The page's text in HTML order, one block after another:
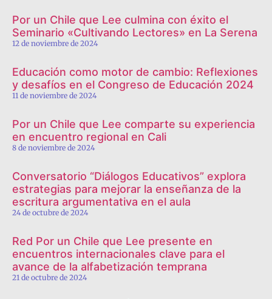
Por un Chile que Lee culmina con éxito el
Seminario «Cultivando Lectores» en La Serena
12 de noviembre de 2024
Educación como motor de cambio: Reflexiones
y desafíos en el Congreso de Educación 2024
11 de noviembre de 2024
Por un Chile que Lee comparte su experiencia
en encuentro regional en Cali
8 de noviembre de 2024
Conversatorio “Diálogos Educativos” explora
estrategias para mejorar la enseñanza de la
escritura argumentativa en el aula
24 de octubre de 2024
Red Por un Chile que Lee presente en
encuentros internacionales clave para el
avance de la alfabetización temprana
21 de octubre de 2024